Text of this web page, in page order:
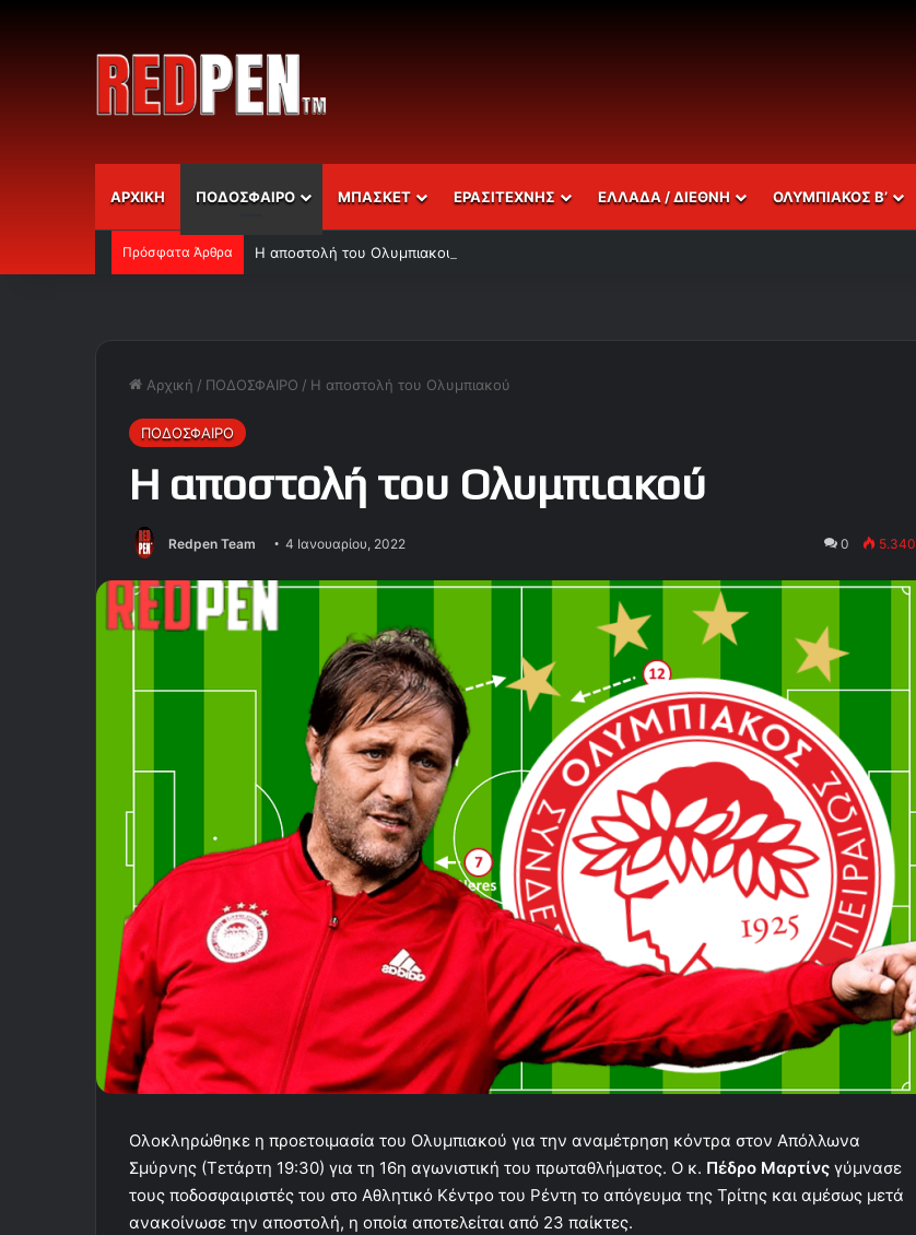
ΑΡΧΙΚΗ ΠΟΔΟΣΦΑΙΡΟ ΜΠΑΣΚΕΤ ΕΡΑΣΙΤΕΧΝΗΣ ΕΛΛΑΔΑ / ΔΙΕΘΝΗ ΟΛΥΜΠΙΑΚΟΣ Β’
Πρόσφατα Άρθρα Η αποστολή του Ολυμπιακού
Αρχική / ΠΟΔΟΣΦΑΙΡΟ / Η αποστολή του Ολυμπιακού
ΠΟΔΟΣΦΑΙΡΟ
Η αποστολή του Ολυμπιακού
Redpen Team 4 Ιανουαρίου, 2022 0 5.340
Ολοκληρώθηκε η προετοιμασία του Ολυμπιακού για την αναμέτρηση κόντρα στον Απόλλωνα
Σμύρνης (Τετάρτη 19:30) για τη 16η αγωνιστική του πρωταθλήματος. Ο κ. Πέδρο Μαρτίνς γύμνασε
τους ποδοσφαιριστές του στο Αθλητικό Κέντρο του Ρέντη το απόγευμα της Τρίτης και αμέσως μετά
ανακοίνωσε την αποστολή, η οποία αποτελείται από 23 παίκτες.